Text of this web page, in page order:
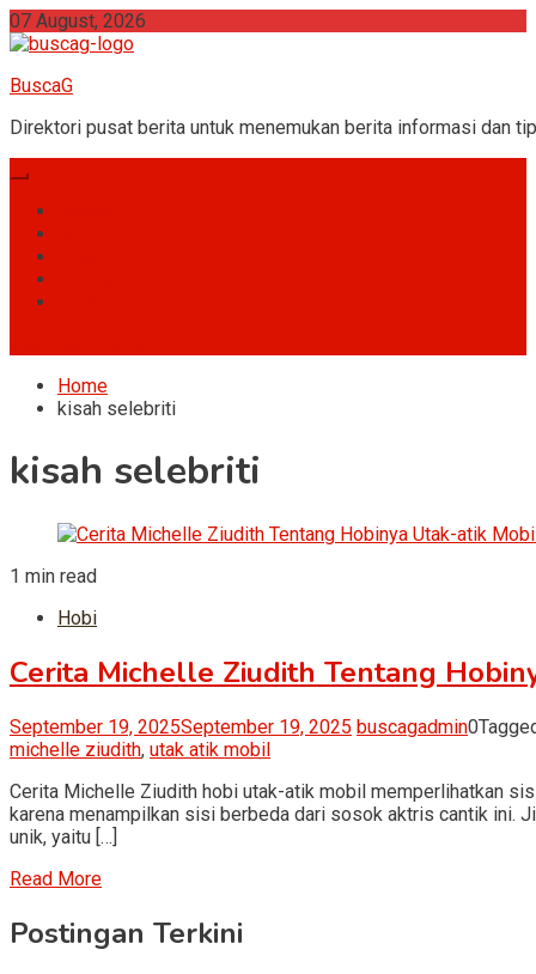
Skip
to
07 August, 2026
BuscaG
Direktori pusat berita untuk menemukan berita informasi dan
Home
kisah selebriti
kisah selebriti
1 min read
Hobi
Cerita Michelle Ziudith Tentang
September 19, 2025September 19, 2025 buscagadmin0
michelle ziudith, utak atik mobil
Cerita Michelle Ziudith hobi utak-atik mobil memperlihatkan
karena menampilkan sisi berbeda dari sosok aktris cantik ini.
unik, yaitu […]
Read More
Postingan Terkini